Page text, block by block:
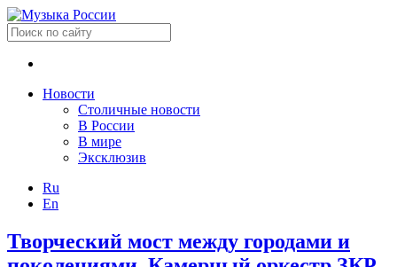
Новости
Столичные новости
В России
В мире
Эксклюзив
Ru
En
Творческий мост между городами и